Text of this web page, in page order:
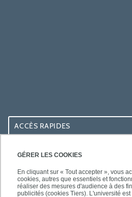
GÉRER LES COOKIES
En cliquant sur « Tout accepter », vous
cookies, autres que essentiels et
réaliser des mesures d'audience à des
publicités (cookies Tiers). L'université
ACCÈS RAPIDES
ACCÈS PRATIQUES